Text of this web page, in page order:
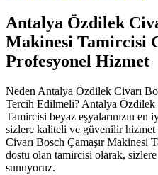
Antalya Özdilek
Makinesi Tamircisi
Profesyonel Hizmet
Neden Antalya Özdilek Civarı
Tercih Edilmeli? Antalya Özdilek
Tamircisi beyaz eşyalarınızın
sizlere kaliteli ve güvenilir
Civarı Bosch Çamaşır Makinesi
dostu olan tamircisi olarak,
sunuyoruz.